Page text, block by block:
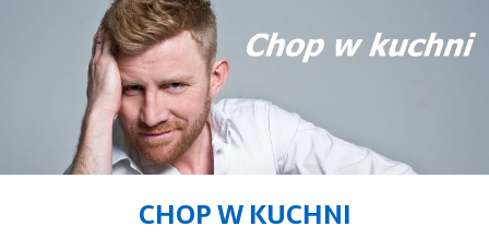
CHOP W KUCHNI